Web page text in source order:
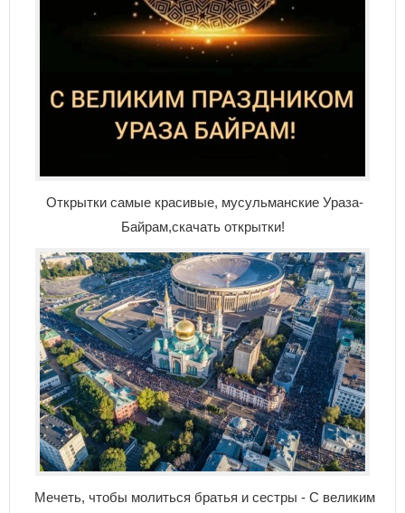
Открытки самые красивые, мусульманские Ураза-
Байрам,скачать открытки!
Мечеть, чтобы молиться братья и сестры - С великим